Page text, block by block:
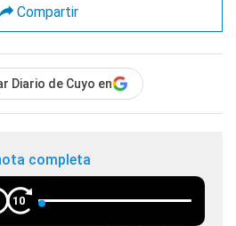
Compartir
Diario de Cuyo en
completa
10